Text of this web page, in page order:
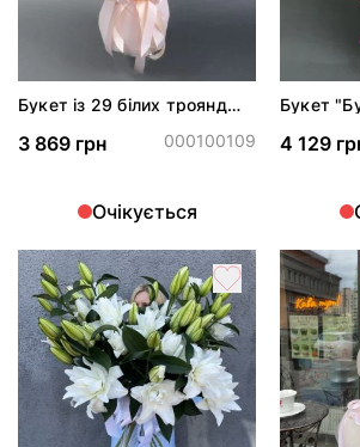
Букет із 29 білих троянд
3 869 грн 000100109
Очікується
Букет
4 129